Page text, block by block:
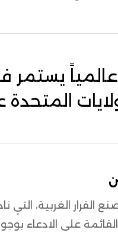
يستمر
القرار الغربية،
على الادعاء